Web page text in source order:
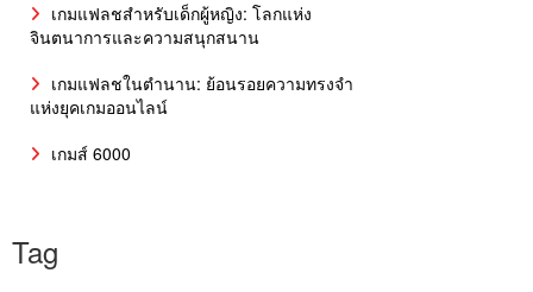
เกมแฟลชสำหรับเด็กผู้หญิง: โลกแห่ง
จินตนาการและความสนุกสนาน
เกมแฟลชในตำนาน: ย้อนรอยความทรงจำ
แห่งยุคเกมออนไลน์
เกมส์ 6000
Tag